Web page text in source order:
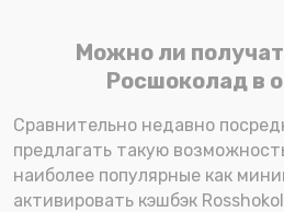
Можно ли
Росшоколад в
Сравнительно недавно
предлагать такую
наиболее популярные как
активировать кэшбэк